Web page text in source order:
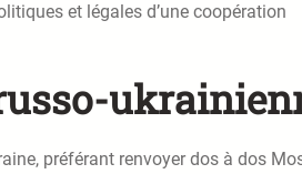
et légales d’une coopération
préférant renvoyer dos à dos